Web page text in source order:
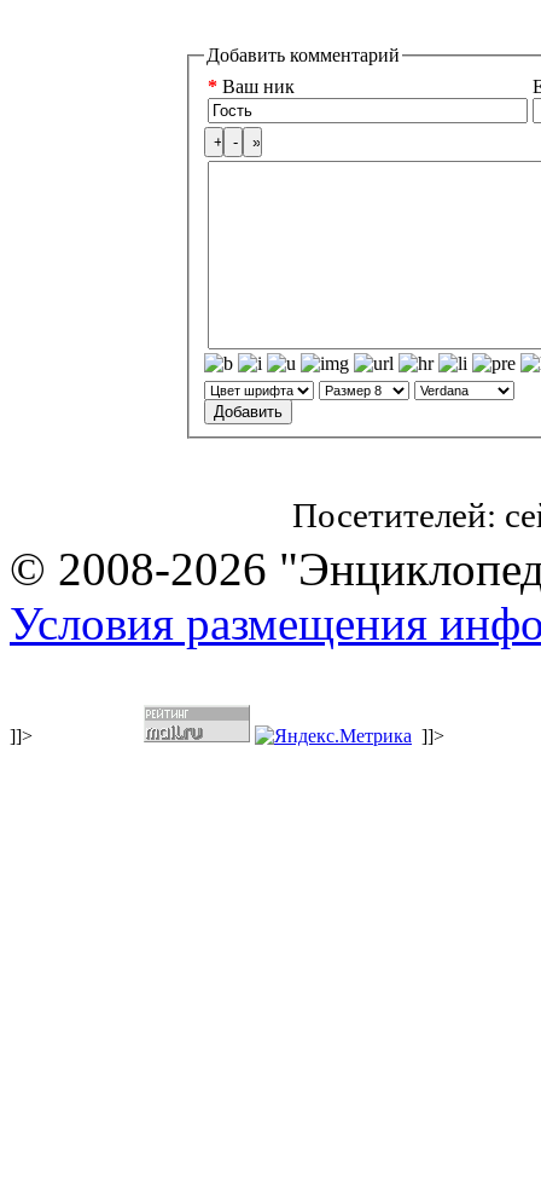
Добавить комментарий
* Ваш ник
Посетителей:
© 2008-2026
Условия размещения
]]> ]]>